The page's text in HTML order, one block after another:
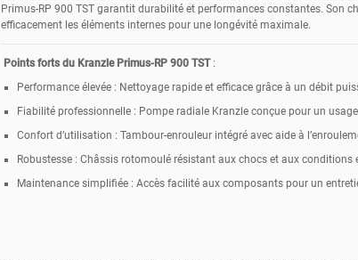
Primus-RP 900 TST garantit durabilité et performances constantes. Son
efficacement les éléments internes pour une longévité maximale.
Points forts du Kranzle Primus-RP 900 TST:
Performance élevée : Nettoyage rapide et efficace grâce à un débit
Fiabilité professionnelle : Pompe radiale Kranzle conçue pour un
Confort d’utilisation : Tambour-enrouleur intégré avec aide à
Robustesse : Châssis rotomoulé résistant aux chocs et aux conditions
Maintenance simplifiée : Accès facilité aux composants pour un